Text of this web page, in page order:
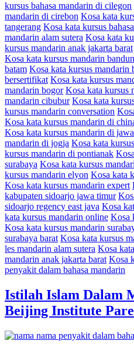
kursus bahasa mandarin di cilegon
mandarin di cirebon Kosa kata
tangerang Kosa kata kursus
mandarin alam sutera Kosa kata
kursus mandarin anak jakarta barat
Kosa kata kursus mandarin
batam Kosa kata kursus mandarin
bersertifikat Kosa kata kursus
mandarin bogor Kosa kata kursus
mandarin cibubur Kosa kata
kursus mandarin conversation
Kosa kata kursus mandarin di
Kosa kata kursus mandarin di
mandarin di jogja Kosa kata
kursus mandarin di pontianak
surabaya Kosa kata kursus
kursus mandarin elyon Kosa kata
Kosa kata kursus mandarin expert
kabupaten sidoarjo jawa timur
sidoarjo regency east java Kosa
kata kursus mandarin online Kosa
Kosa kata kursus mandarin
surabaya barat Kosa kata kursus
les mandarin alam sutera Kosa
mandarin anak jakarta barat Kosa
penyakit dalam bahasa mandarin
Istilah Islam Dalam
Beijing Institute Pare